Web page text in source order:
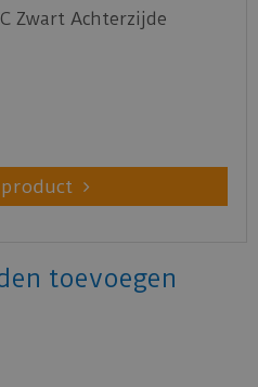
Zwart Achterzijde
toevoegen